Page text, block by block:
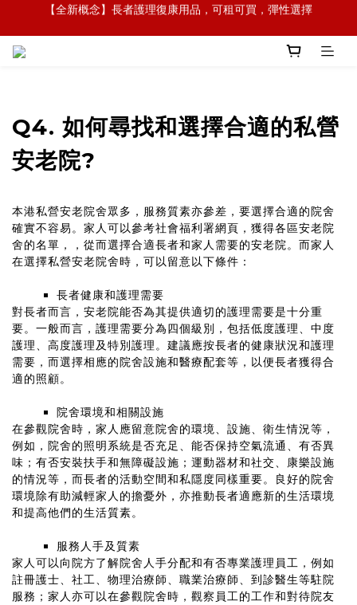
【全新概念】長者護理復康用品，可租可買，彈性選擇
【外傭護老專家】專業配對印傭照顧長者，醫護團隊跟進
Q4. 如何尋找和選擇合適的私營
安老院?
本港私營安老院舍眾多，服務質素亦參差，要選擇合適的院舍
確實不容易。家人可以參考社會福利署網頁，獲得各區安老院
舍的名單，，從而選擇合適長者和家人需要的安老院。而家人
在選擇私營安老院舍時，可以留意以下條件：
長者健康和護理需要
對長者而言，安老院能否為其提供適切的護理需要是十分重
要。一般而言，護理需要分為四個級別，包括低度護理、中度
護理、高度護理及特別護理。建議應按長者的健康狀況和護理
需要，而選擇相應的院舍設施和醫療配套等，以便長者獲得合
適的照顧。
院舍環境和相關設施
在參觀院舍時，家人應留意院舍的環境、設施、衛生情況等，
例如，院舍的照明系統是否充足、能否保持空氣流通、有否異
味；有否安裝扶手和無障礙設施；運動器材和社交、康樂設施
的情況等，而長者的活動空間和私隱度同樣重要。良好的院舍
環境除有助減輕家人的擔憂外，亦推動長者適應新的生活環境
和提高他們的生活質素。
服務人手及質素
家人可以向院方了解院舍人手分配和有否專業護理員工，例如
註冊護士、社工、物理治療師、職業治療師、到診醫生等駐院
服務；家人亦可以在參觀院舍時，觀察員工的工作和對待院友